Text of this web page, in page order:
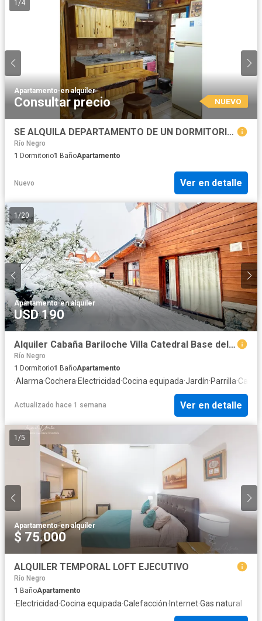
1 /4
Apartamento·en alquiler
Consultar precio NUEVO
SE ALQUILA DEPARTAMENTO DE UN DORMITORIO EN EL BOLSÓN
Río Negro
1 Dormitorio1 BañoApartamento
Nuevo Ver en detalle
1 /20
Apartamento·en alquiler
USD 190
Alquiler Cabaña Bariloche Villa Catedral Base del Cerro Catedral cuatro personas cochera 2 ambientes
Río Negro
1 Dormitorio1 BañoApartamento
·Alarma·Cochera·Electricidad·Cocina equipada·Jardín·Parrilla·
Actualizado hace 1 semana Ver en detalle
1 /5
Apartamento·en alquiler
$ 75.000
ALQUILER TEMPORAL LOFT EJECUTIVO
Río Negro
1 BañoApartamento
·Electricidad·Cocina equipada·Calefacción· Internet·Gas natural